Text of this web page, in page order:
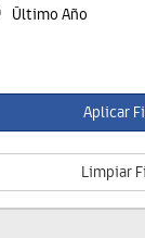
Último Año